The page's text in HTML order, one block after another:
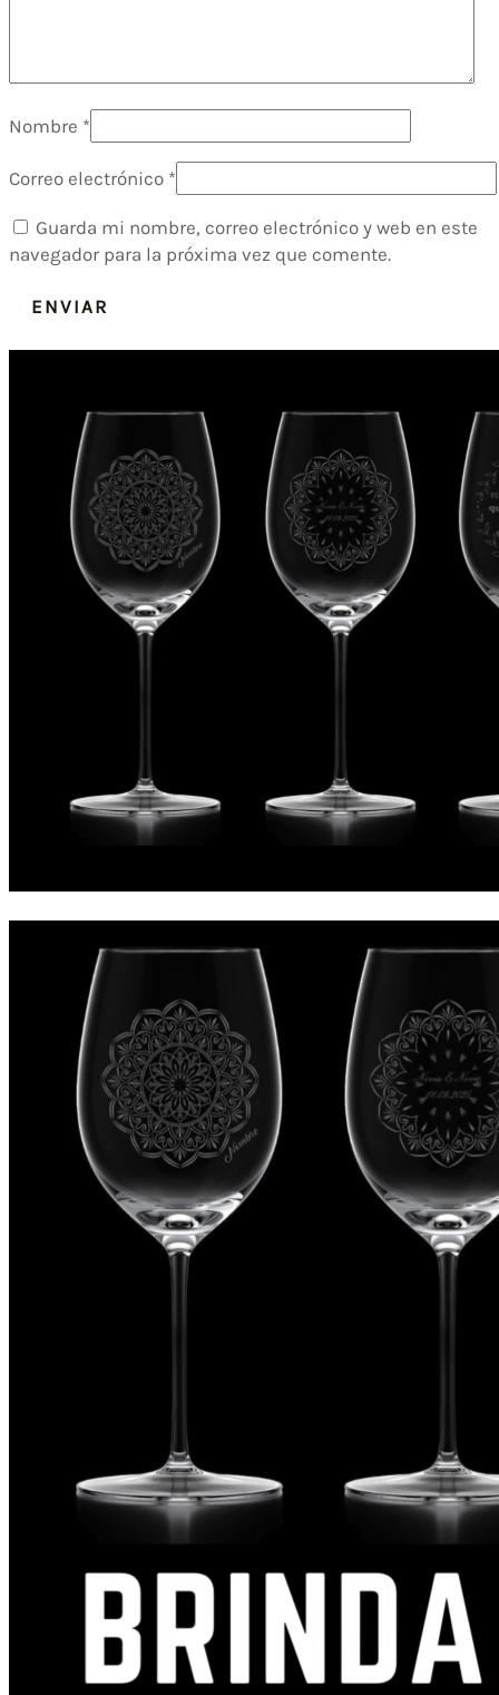
Nombre *
Correo electrónico *
Guarda mi nombre, correo electrónico y web en este
navegador para la próxima vez que comente.